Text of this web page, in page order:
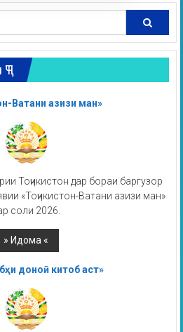
Ватани азизи ман»
Тоҷикистон дар бораи баргузор
«Тоҷикистон-Ватани азизи ман»
соли 2026.
доноӣ китоб аст»